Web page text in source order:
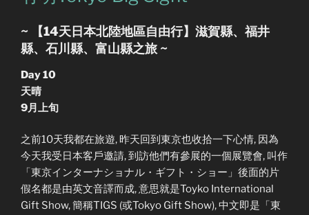
~ 【14天日本北陸地區自由行】滋賀縣、福井
縣、石川縣、富山縣之旅 ~
Day 10
天晴
9月上旬
之前10天我都在旅遊, 昨天回到東京也收拾一下心情, 因為
今天我受日本客戶邀請, 到訪他們有參展的一個展覽會, 叫作
「東京インターナショナル・ギフト・ショー」後面的片
假名都是由英文音譯而成, 意思就是Toyko International
Gift Show, 簡稱TIGS (或Tokyo Gift Show), 中文即是「東